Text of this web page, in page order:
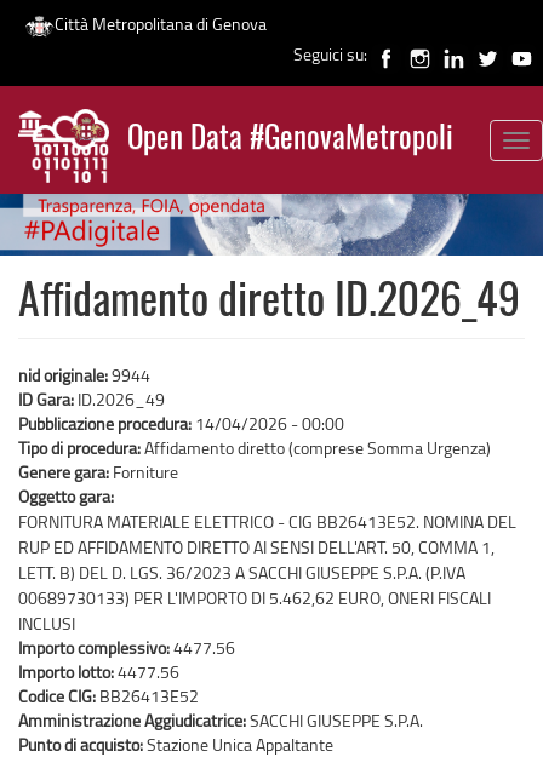
Salta
contenuto
principale
Città Metropolitana di Genova
Seguici su:
Open Data #GenovaMetropoli
News
Affidamento diretto ID.2026_49
nid originale:9944
ID Gara: ID.2026_49
Pubblicazione procedura: 14/04/2026 - 00:00
Tipo di procedura:Affidamento diretto (comprese Somma Urgenza)
Genere gara: Forniture
Oggetto gara:
FORNITURA MATERIALE ELETTRICO - CIG BB26413E52. NOMINA DEL
RUP ED AFFIDAMENTO DIRETTO AI SENSI DELL'ART. 50, COMMA 1,
LETT. B) DEL D. LGS. 36/2023 A SACCHI GIUSEPPE S.P.A. (P.IVA
00689730133) PER L'IMPORTO DI 5.462,62 EURO, ONERI FISCALI
INCLUSI
Importo complessivo:4477.56
Importo lotto:4477.56
Codice CIG: BB26413E52
Amministrazione Aggiudicatrice:SACCHI GIUSEPPE S.P.A.
Punto di acquisto:Stazione Unica Appaltante